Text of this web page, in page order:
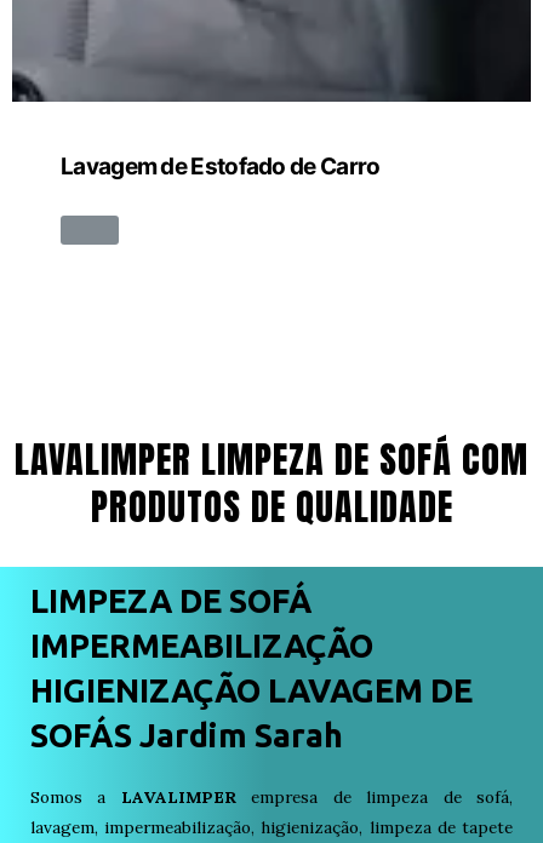
Lavagem de Estofado de Carro
LAVALIMPER LIMPEZA DE SOFÁ COM
PRODUTOS DE QUALIDADE
LIMPEZA DE SOFÁ
IMPERMEABILIZAÇÃO
HIGIENIZAÇÃO LAVAGEM DE
SOFÁS Jardim Sarah
Somos a LAVALIMPERempresa de limpeza de sofá,
lavagem, impermeabilização, higienização, limpeza de tapete